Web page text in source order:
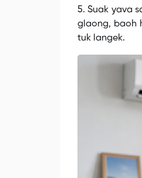
5. Suak yava
glaong, baoh
tuk langek.